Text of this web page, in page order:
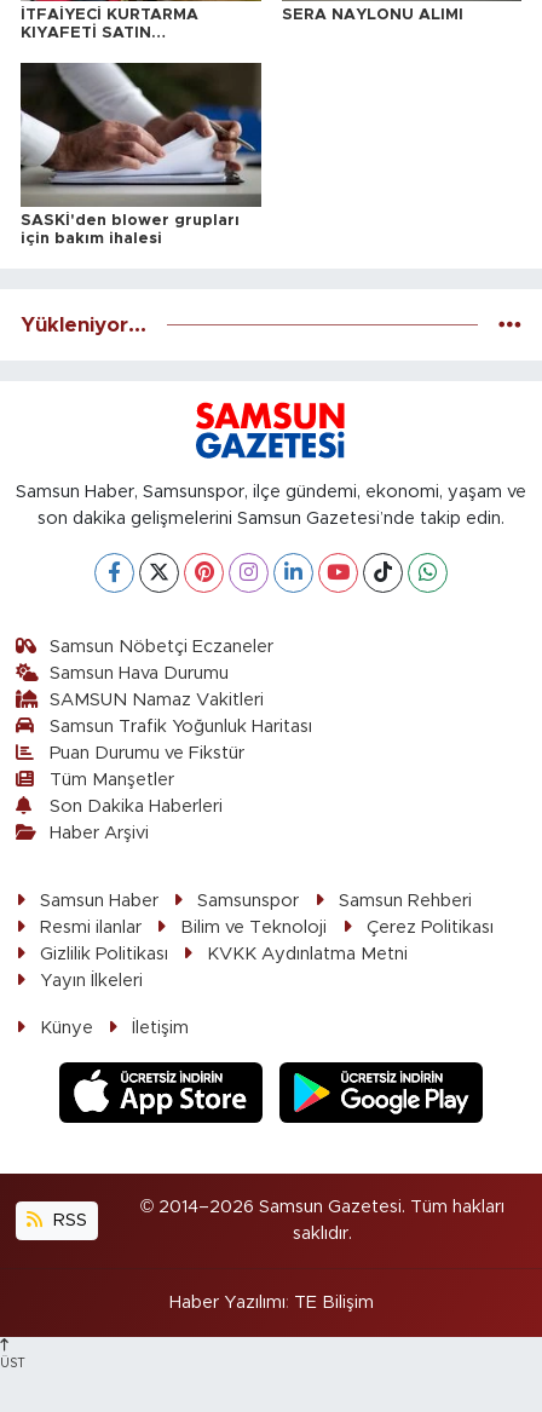
İTFAİYECİ KURTARMA
KIYAFETİ SATIN
SERA NAYLONU ALIMI
SASKİ'den blower grupları
için bakım ihalesi
Yükleniyor...
Samsun Haber, Samsunspor, ilçe gündemi, ekonomi, yaşam ve
son dakika gelişmelerini Samsun Gazetesi’nde takip edin.
Samsun Nöbetçi Eczaneler
Samsun Hava Durumu
SAMSUN Namaz Vakitleri
Samsun Trafik Yoğunluk Haritası
Puan Durumu ve Fikstür
Tüm Manşetler
Son Dakika Haberleri
Haber Arşivi
Samsun Haber Samsunspor
Samsun Rehberi
Resmi ilanlar
Bilim ve Teknoloji
Çerez Politikası
Gizlilik Politikası
KVKK Aydınlatma Metni
Yayın İlkeleri
Künye İletişim
RSS
© 2014–2026 Samsun Gazetesi. Tüm hakları
saklıdır.
Haber Yazılımı: TE Bilişim
ÜST